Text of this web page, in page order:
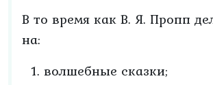
В то время как В. Я. Пропп
на:
волшебные сказки;